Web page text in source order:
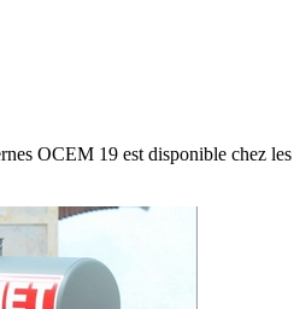
OCEM 19 est disponible chez les